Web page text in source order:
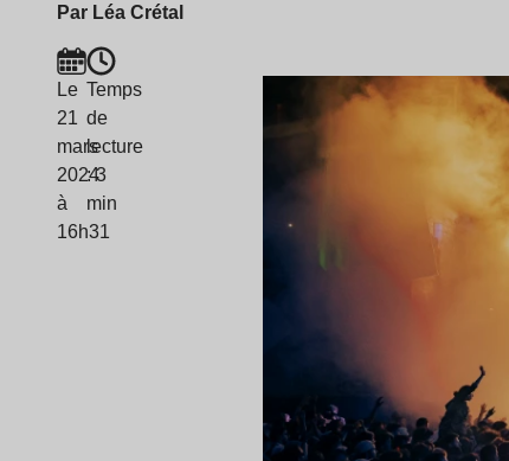
Par Léa Crétal
Le
21
mars
2024
à
16h31
Temps
de
lecture
: 3
min